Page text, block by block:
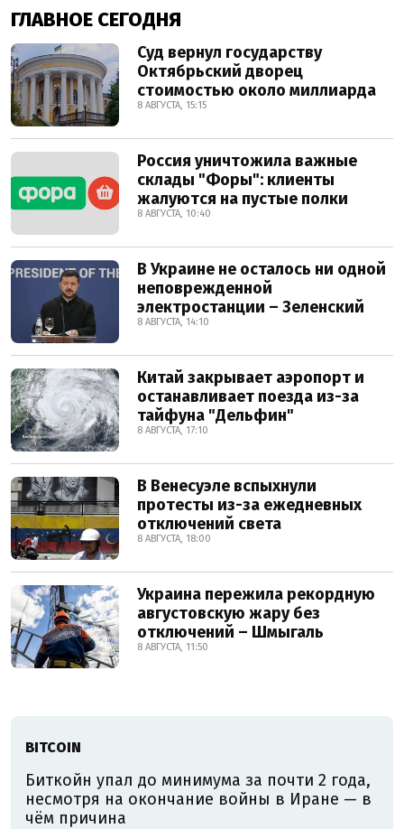
ГЛАВНОЕ СЕГОДНЯ
Суд вернул государству
Октябрьский дворец
стоимостью около миллиарда
8 АВГУСТА, 15:15
Россия уничтожила важные
склады "Форы": клиенты
жалуются на пустые полки
8 АВГУСТА, 10:40
В Украине не осталось ни одной
неповрежденной
электростанции – Зеленский
8 АВГУСТА, 14:10
Китай закрывает аэропорт и
останавливает поезда из-за
тайфуна "Дельфин"
8 АВГУСТА, 17:10
В Венесуэле вспыхнули
протесты из-за ежедневных
отключений света
8 АВГУСТА, 18:00
Украина пережила рекордную
августовскую жару без
отключений – Шмыгаль
8 АВГУСТА, 11:50
BITCOIN
Биткойн упал до минимума за почти 2 года,
несмотря на окончание войны в Иране — в
чём причина